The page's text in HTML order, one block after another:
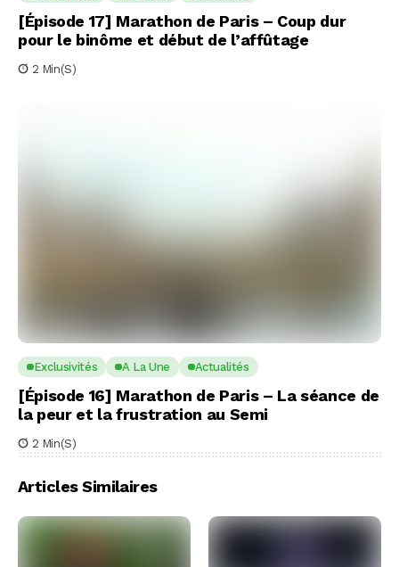
[Épisode 17] Marathon de Paris – Coup dur
pour le binôme et début de l’affûtage
2 Min(s)
Exclusivités A La Une Actualités
[Épisode 16] Marathon de Paris – La séance de
la peur et la frustration au Semi
2 Min(s)
Articles Similaires